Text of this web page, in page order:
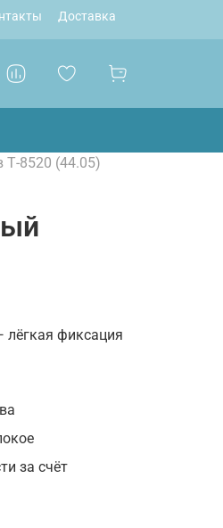
Доставка
Т-8520 (44.05)
лёгкая фиксация
за счёт